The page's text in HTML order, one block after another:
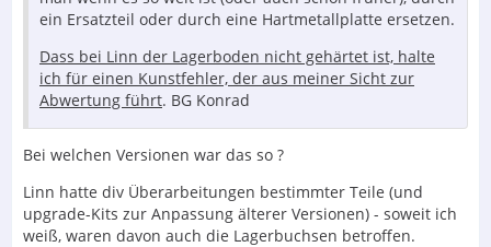
ein Ersatzteil oder durch eine Hartmetallplatte ersetzen.
Dass bei Linn der Lagerboden nicht gehärtet ist, halte
ich für einen Kunstfehler, der aus meiner Sicht zur
Abwertung führt. BG Konrad
Bei welchen Versionen war das so ?
Linn hatte div Überarbeitungen bestimmter Teile (und
upgrade-Kits zur Anpassung älterer Versionen) - soweit ich
weiß, waren davon auch die Lagerbuchsen betroffen.